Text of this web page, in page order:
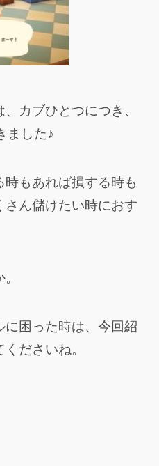
カブひとつにつき、
ました♪
もあれば損する時も
さん儲けたい時におす
困った時は、今回紹
ださいね。